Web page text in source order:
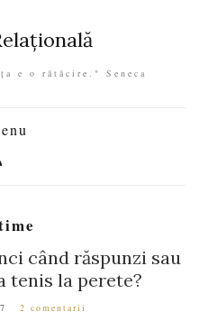
e o rătăcire." Seneca
când răspunzi sau
tenis la perete?
2 comentarii